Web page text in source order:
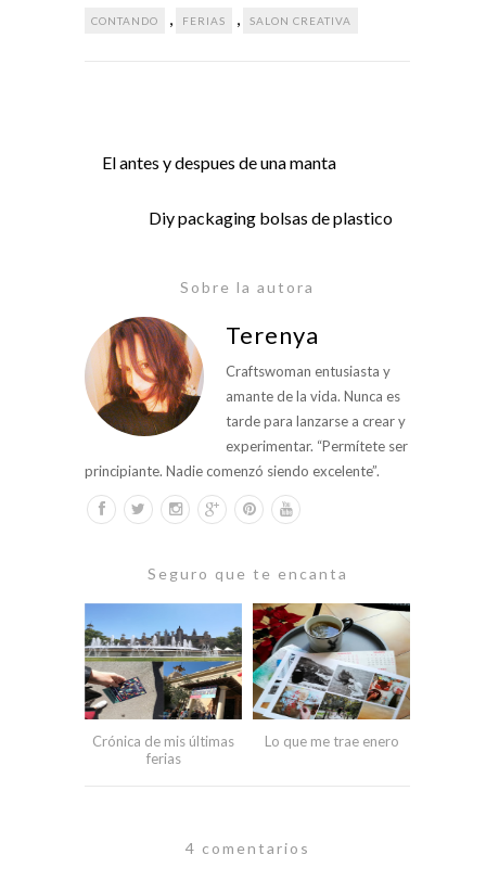
CONTANDO , FERIAS , SALON CREATIVA
El antes y despues de una manta
Diy packaging bolsas de plastico
Sobre la autora
Terenya
Craftswoman entusiasta y
amante de la vida. Nunca es
tarde para lanzarse a crear y
experimentar. “Permítete ser
principiante. Nadie comenzó siendo excelente”.
Seguro que te encanta
Crónica de mis últimas
ferias
Lo que me trae enero
4 comentarios